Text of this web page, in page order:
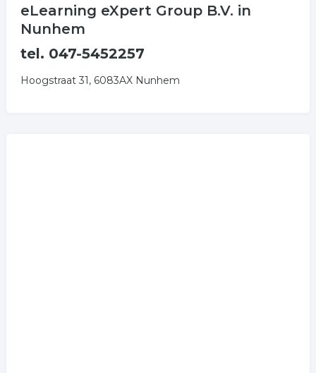
eLearning eXpert Group B.V. in
Nunhem
tel. 047-5452257
Hoogstraat 31, 6083AX Nunhem